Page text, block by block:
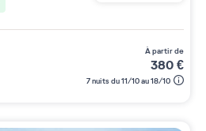
à partir de
380€
7 nuits du 11/10 au 18/10